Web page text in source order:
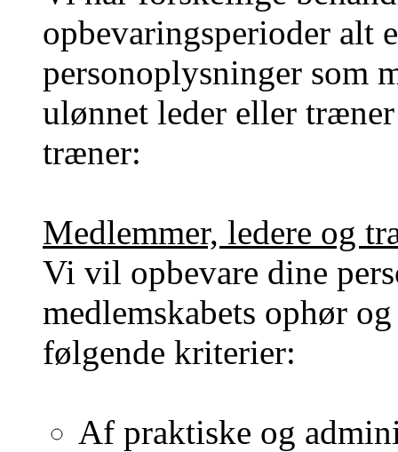
opbevaringsperioder alt
personoplysninger som
ulønnet leder eller
træner:
Medlemmer, ledere og
Vi vil opbevare dine
medlemskabets ophør
følgende kriterier:
Af praktiske og